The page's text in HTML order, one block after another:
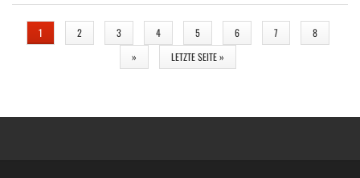
SEITEN
1 2 3 4 5 6 7
8
»
LETZTE SEITE »